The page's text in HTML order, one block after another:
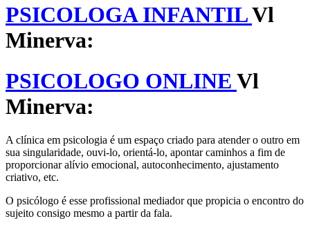
PSICOLOGA INFANTILVl
Minerva:
PSICOLOGO ONLINE Vl
Minerva:
A clínica em psicologia é um espaço criado para atender o outro em
sua singularidade, ouvi-lo, orientá-lo, apontar caminhos a fim de
proporcionar alívio emocional, autoconhecimento, ajustamento
criativo, etc.
O psicólogo é esse profissional mediador que propicia o encontro do
sujeito consigo mesmo a partir da fala.